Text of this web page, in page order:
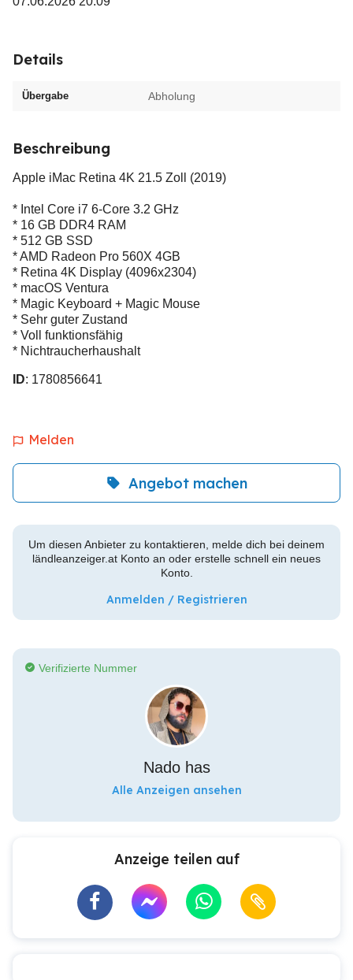
Details
Übergabe Abholung
Beschreibung
Apple iMac Retina 4K 21.5 Zoll (2019)
* Intel Core i7 6-Core 3.2 GHz
* 16 GB DDR4 RAM
* 512 GB SSD
* AMD Radeon Pro 560X 4GB
* Retina 4K Display (4096x2304)
* macOS Ventura
* Magic Keyboard + Magic Mouse
* Sehr guter Zustand
* Voll funktionsfähig
* Nichtraucherhaushalt
ID: 1780856641
Melden
Angebot machen
Um diesen Anbieter zu kontaktieren, melde dich bei deinem
ländleanzeiger.at Konto an oder erstelle schnell ein neues
Konto.
Anmelden / Registrieren
Verifizierte Nummer
Nado has
Alle Anzeigen ansehen
Anzeige teilen auf